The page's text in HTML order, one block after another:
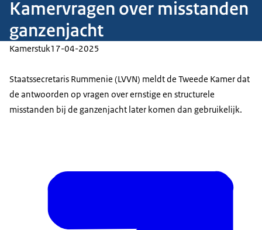
Kamervragen over misstanden
ganzenjacht
Kamerstuk17-04-2025
Staatssecretaris Rummenie (LVVN) meldt de Tweede Kamer dat
de antwoorden op vragen over ernstige en structurele
misstanden bij de ganzenjacht later komen dan gebruikelijk.